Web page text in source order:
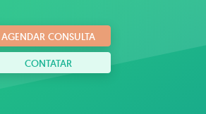
AGENDAR CONSULTA
CONTATAR